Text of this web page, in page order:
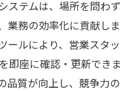
ステムは、場所を問わず
業務の効率化に貢献しま
ールにより、営業スタッ
即座に確認・更新できま
品質が向上し、競争力の